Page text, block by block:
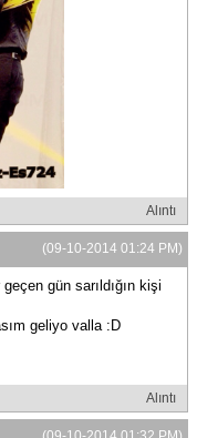
Alıntı
(09-10-2014 01:24 PM)
gün sarıldığın kişi
geliyo valla :D
Alıntı